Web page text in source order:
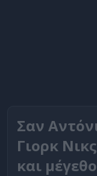
Σαν
Γιορκ
και